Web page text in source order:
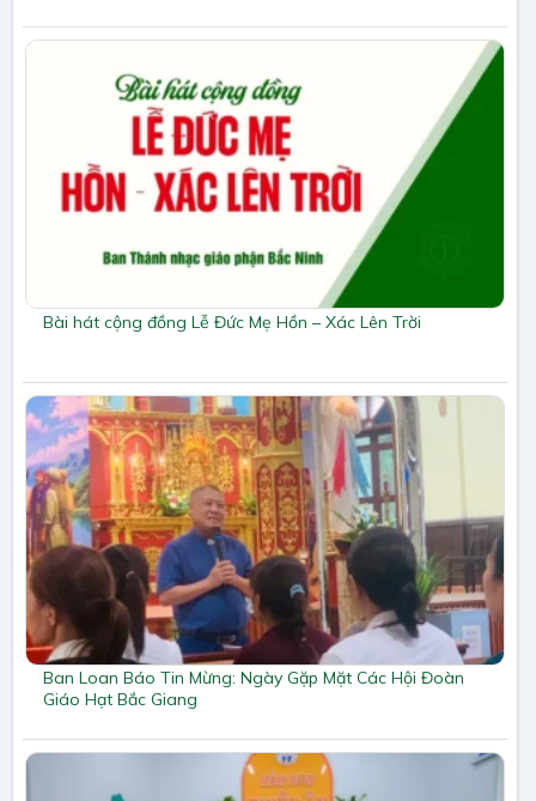
Bài hát cộng đồng Lễ Đức Mẹ Hồn – Xác Lên Trời
Ban Loan Báo Tin Mừng: Ngày Gặp Mặt Các Hội Đoàn
Giáo Hạt Bắc Giang